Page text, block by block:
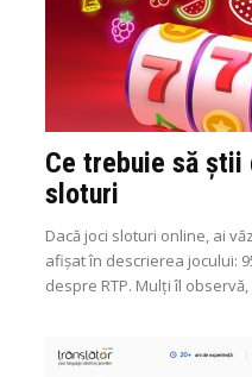
Ce trebuie să știi
sloturi
Dacă joci sloturi online, ai
afișat în descrierea jocului:
despre RTP. Mulți îl